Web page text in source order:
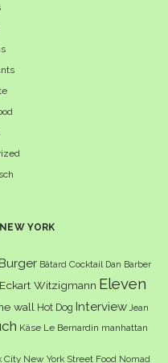
YORK
Bâtard Cocktail Dan Barber
Eckart Witzigmann Eleven
wall Hot Dog Interview Jean
Käse Le Bernardin manhattan
City New York Street Food Nomad